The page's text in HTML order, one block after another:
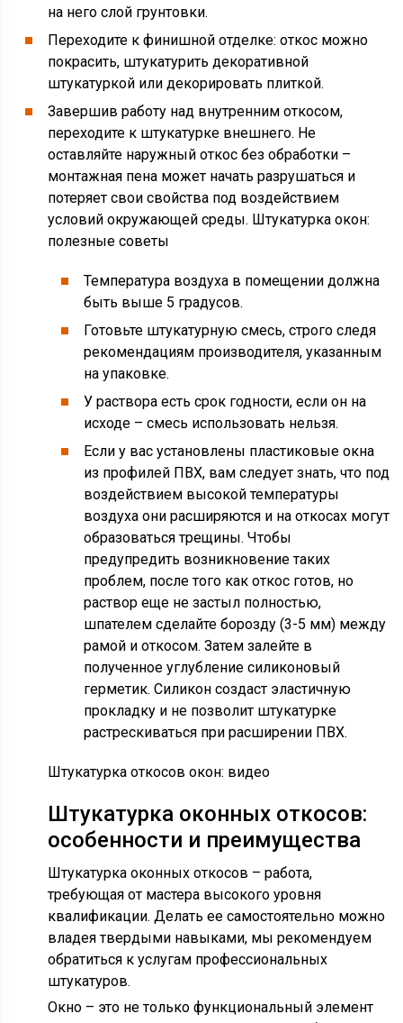
на него слой грунтовки.
Переходите к финишной отделке: откос можно
покрасить, штукатурить декоративной
штукатуркой или декорировать плиткой.
Завершив работу над внутренним откосом,
переходите к штукатурке внешнего. Не
оставляйте наружный откос без обработки –
монтажная пена может начать разрушаться и
потеряет свои свойства под воздействием
условий окружающей среды. Штукатурка окон:
полезные советы
Температура воздуха в помещении должна
быть выше 5 градусов.
Готовьте штукатурную смесь, строго следя
рекомендациям производителя, указанным
на упаковке.
У раствора есть срок годности, если он на
исходе – смесь использовать нельзя.
Если у вас установлены пластиковые окна
из профилей ПВХ, вам следует знать, что под
воздействием высокой температуры
воздуха они расширяются и на откосах могут
образоваться трещины. Чтобы
предупредить возникновение таких
проблем, после того как откос готов, но
раствор еще не застыл полностью,
шпателем сделайте борозду (3-5 мм) между
рамой и откосом. Затем залейте в
полученное углубление силиконовый
герметик. Силикон создаст эластичную
прокладку и не позволит штукатурке
растрескиваться при расширении ПВХ.
Штукатурка откосов окон: видео
Штукатурка оконных откосов:
особенности и преимущества
Штукатурка оконных откосов – работа,
требующая от мастера высокого уровня
квалификации. Делать ее самостоятельно можно
владея твердыми навыками, мы рекомендуем
обратиться к услугам профессиональных
штукатуров.
Окно – это не только функциональный элемент